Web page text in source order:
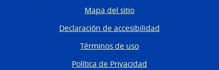
Mapa del sitio
Declaración de accesibilidad
Términos de uso
Política de Privacidad